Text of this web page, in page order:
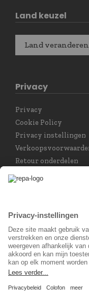
Land keuzel
Land veranderen
Privacy
Privacy
Cookie Policy
Privacy instellingen
Retour onderdelen
Nederlands
Sociaal Netwerk